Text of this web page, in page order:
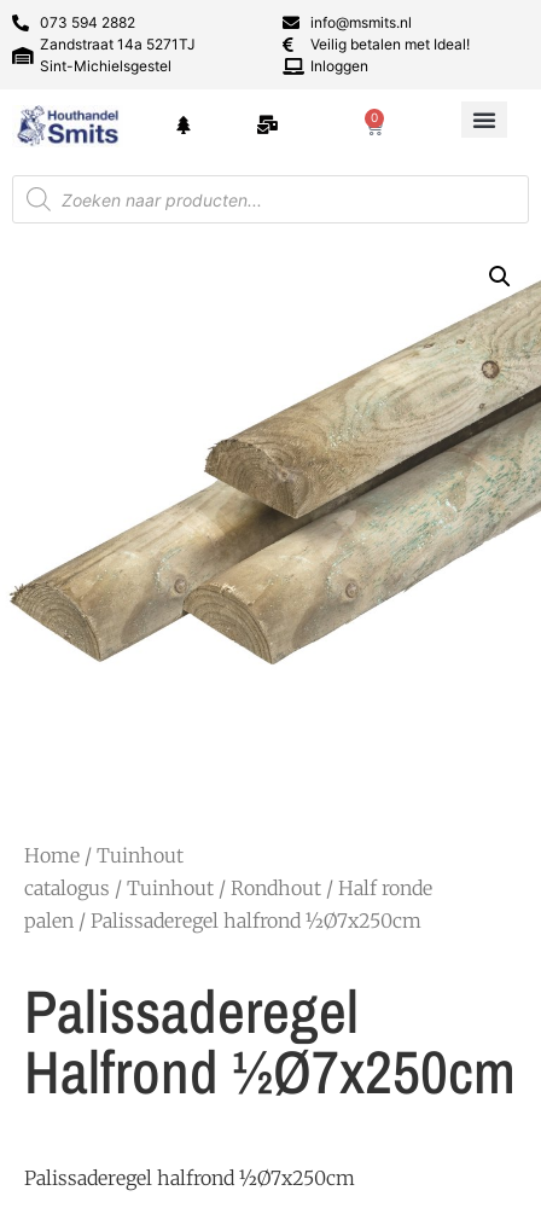
073 594 2882
Zandstraat 14a 5271TJ
Sint-Michielsgestel
info@msmits.nl
Veilig betalen met Ideal!
Inloggen
0
Home / Tuinhout
catalogus / Tuinhout / Rondhout / Half ronde
palen / Palissaderegel halfrond ½Ø7x250cm
Palissaderegel
Halfrond ½Ø7x250cm
Palissaderegel halfrond ½Ø7x250cm